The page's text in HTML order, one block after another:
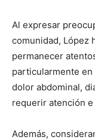
Al expresar
comunidad, López
permanecer
particularmente
dolor abdominal,
requerir atención
Además,